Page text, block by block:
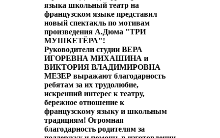
языка школьный театр на
французском языке представил
новый спектакль по мотивам
произведения А.Дюма "ТРИ
МУШКЕТЁРА"!
Руководители студии ВЕРА
ИГОРЕВНА МИХАШИНА и
ВИКТОРИЯ ВЛАДИМИРОВНА
МЕЗЕР выражают благодарность
ребятам за их трудолюбие,
искренний интерес к театру,
бережное отношение к
французскому языку и школьным
традициям! Огромная
благодарность родителям за